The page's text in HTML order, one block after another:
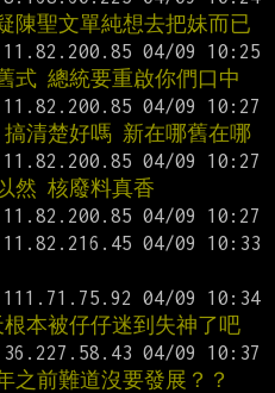
陳聖文單純想去把妹而已
式 總統要重啟你們口中
清楚好嗎 新在哪舊在哪
然 核廢料真香
本被仔仔迷到失神了吧
之前難道沒要發展？？